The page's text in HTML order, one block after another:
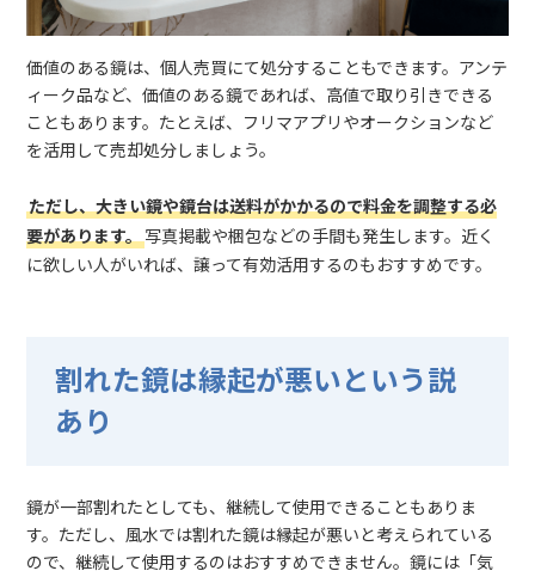
価値のある鏡は、個人売買にて処分することもできます。アンテ
ィーク品など、価値のある鏡であれば、高値で取り引きできる
こともあります。たとえば、フリマアプリやオークションなど
を活用して売却処分しましょう。
ただし、大きい鏡や鏡台は送料がかかるので料金を調整する必
要があります。写真掲載や梱包などの手間も発生します。近く
に欲しい人がいれば、譲って有効活用するのもおすすめです。
割れた鏡は縁起が悪いという説
あり
鏡が一部割れたとしても、継続して使用できることもありま
す。ただし、風水では割れた鏡は縁起が悪いと考えられている
ので、継続して使用するのはおすすめできません。鏡には「気